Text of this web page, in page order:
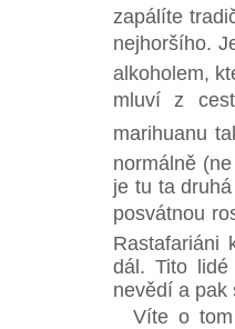
zapálíte
nejhoršího.
alkoholem,
mluví z
marihuanu
normálně
je tu ta
posvátnou
Rastafariáni
dál. Tito
nevědí a pak
Víte o tom